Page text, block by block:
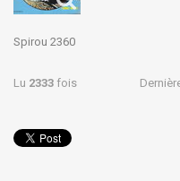
Spirou 2360
Lu 2333 fois